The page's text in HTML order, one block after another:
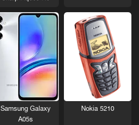
Nokia 5210
Samsung Galaxy
A05s